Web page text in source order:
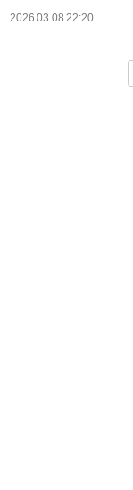
2026.03.08 22:20